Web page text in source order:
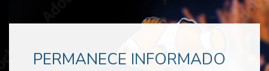
PERMANECE INFORMADO